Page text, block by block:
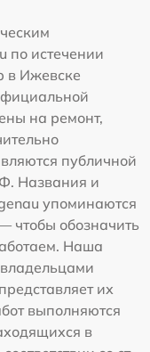
по истечении
в Ижевске
на ремонт,
публичной
Названия и
упоминаются
чтобы обозначить
Наша
их
выполняются
в